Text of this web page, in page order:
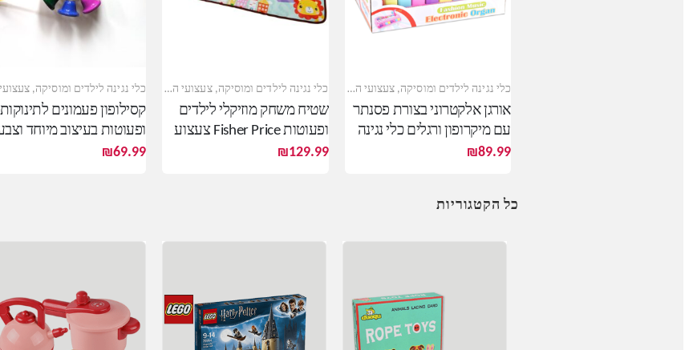
כלי נגינה לילדים ומוסיקה, צעצועי התפתחות , צעצועים אלקטרוניים
אורגן אלקטרוני בצורת פסנתר
עם מיקרופון ורגלים כלי נגינה
לילדים₪89.99
כלי נגינה לילדים ומוסיקה,צעצועי התפתחות
שטיח משחק מוזיקלי לילדים
ופעוטות Fisher Price צעצוע
התפתחותי מנגן
₪129.99
כלי נגינה לילדים ומוסיקה, צעצועי
קסילופון פעמונים לתינוקות
ופעוטות בעיצוב מיוחד
₪69.99
כל הקטגוריות